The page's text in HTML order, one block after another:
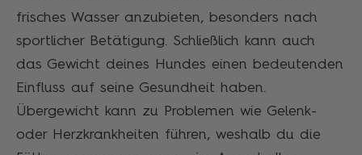
frisches Wasser anzubieten, besonders nach
sportlicher Betätigung. Schließlich kann auch
das Gewicht deines Hundes einen bedeutenden
Einfluss auf seine Gesundheit haben.
Übergewicht kann zu Problemen wie Gelenk-
oder Herzkrankheiten führen, weshalb du die